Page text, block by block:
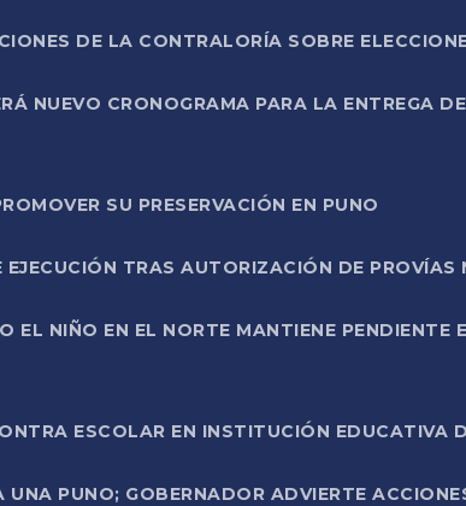
DE LA CONTRALORÍA SOBRE
NUEVO CRONOGRAMA PARA LA ENTREGA
SU PRESERVACIÓN EN PUNO
TRAS AUTORIZACIÓN DE PROVÍAS
EL NIÑO EN EL NORTE MANTIENE PENDIENTE
ESCOLAR EN INSTITUCIÓN EDUCATIVA
PUNO; GOBERNADOR ADVIERTE